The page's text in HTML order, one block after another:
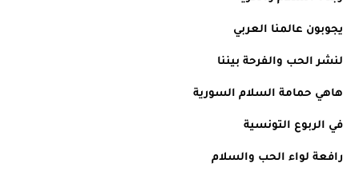
يجوبون عالمنا العربي
لنشر الحب والفرحة بيننا
هاهي حمامة السلام السورية
في الربوع التونسية
رافعة لواء الحب والسلام